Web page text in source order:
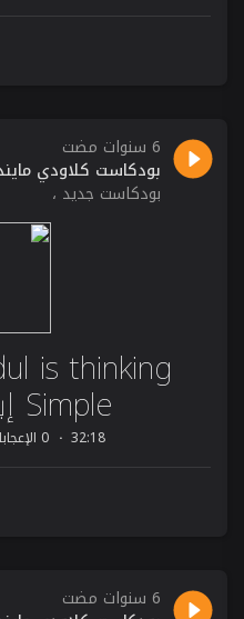
6 سنوات مضت
بودكاست كلاودي
بودكاست جديد ،
is thinking
Simple إيش الفن؟.
32:18 0 الإعجابات
6 سنوات مضت